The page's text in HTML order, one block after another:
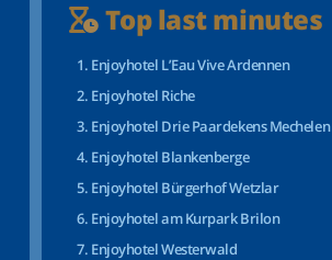
Top last minutes
Enjoyhotel L’Eau Vive Ardennen
Enjoyhotel Riche
Enjoyhotel Drie Paardekens Mechelen
Enjoyhotel Blankenberge
Enjoyhotel Bürgerhof Wetzlar
Enjoyhotel am Kurpark Brilon
Enjoyhotel Westerwald